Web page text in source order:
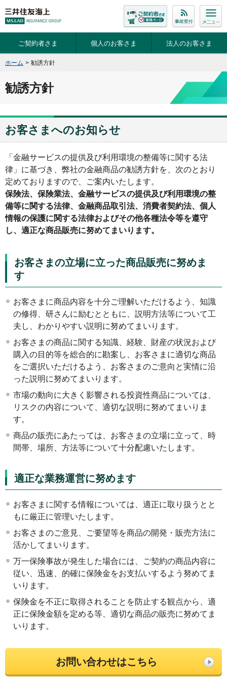
ご契約者さま 個人のお客さま 法人のお客さま
ホーム > 勧誘方針
勧誘方針
お客さまへのお知らせ
「金融サービスの提供及び利用環境の整備等に関する法
律」に基づき、弊社の金融商品の勧誘方針を、次のとおり
定めておりますので、ご案内いたします。
保険法、保険業法、金融サービスの提供及び利用環境の整
備等に関する法律、金融商品取引法、消費者契約法、個人
情報の保護に関する法律およびその他各種法令等を遵守
し、適正な商品販売に努めてまいります。
お客さまの立場に立った商品販売に努めま
す
お客さまに商品内容を十分ご理解いただけるよう、知識
の修得、研さんに励むとともに、説明方法等について工
夫し、わかりやすい説明に努めてまいります。
お客さまの商品に関する知識、経験、財産の状況および
購入の目的等を総合的に勘案し、お客さまに適切な商品
をご選択いただけるよう、お客さまのご意向と実情に沿
った説明に努めてまいります。
市場の動向に大きく影響される投資性商品については、
リスクの内容について、適切な説明に努めてまいりま
す。
商品の販売にあたっては、お客さまの立場に立って、時
間帯、場所、方法等について十分配慮いたします。
適正な業務運営に努めます
お客さまに関する情報については、適正に取り扱うとと
もに厳正に管理いたします。
お客さまのご意見、ご要望等を商品の開発・販売方法に
活かしてまいります。
万一保険事故が発生した場合には、ご契約の商品内容に
従い、迅速、的確に保険金をお支払いするよう努めてま
いります。
保険金を不正に取得されることを防止する観点から、適
正に保険金額を定める等、適切な商品の販売に努めてま
いります。
お問い合わせはこちら